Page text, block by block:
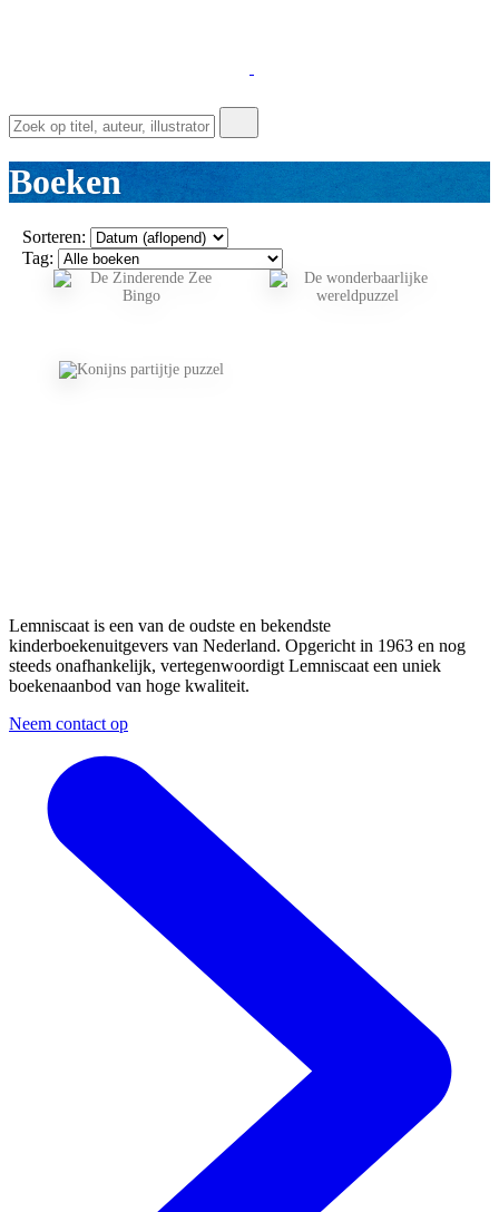
Boeken
Sorteren:
Tag:
Lemniscaat is een van de oudste en bekendste
kinderboekenuitgevers van Nederland. Opgericht in 1963 en nog
steeds onafhankelijk, vertegenwoordigt Lemniscaat een uniek
boekenaanbod van hoge kwaliteit.
Neem contact op